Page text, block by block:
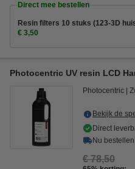
Direct mee bestellen
Resin filters 10 stuks (123-3D
€ 3,50
Photocentric UV resin LCD
Photocentric
Bekijk de
Direct
Nu
€ 78,50